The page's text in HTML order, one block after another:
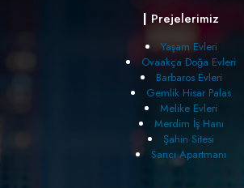
| Prejelerimiz
Yaşam Evleri
Ovaakça Doğa Evleri
Barbaros Evleri
Gemlik Hisar Palas
Melike Evleri
Merdim İş Hanı
Şahin Sitesi
Sarıcı Apartmanı